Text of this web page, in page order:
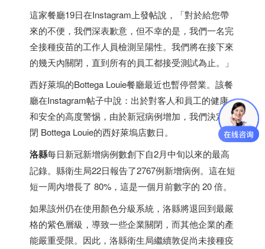
這家餐廳19日在Instagram上發帖說，「對於給您帶
來的不便，我們深表歉意，但不幸的是，我們一名完
全接種疫苗的工作人員檢測呈陽性。我們將在接下來
的幾天內關閉，直到所有的員工都接受測試為止。」
西好萊塢的Bottega Louie餐廳最近也暫停營業。該餐
廳在Instagram帖子中說：出於對客人和員工的健康
和安全的高度警惕，由於新冠病例增加，我們決定關
閉 Bottega Louie的西好萊塢店數日。
洛縣每日新冠新增病例數創下自2月中旬以來的最高
記錄。縣衛生局22日報告了2767例新增病例。這在短
短一周內增長了 80%，這是一個月前數字的 20 倍。
如果該州仍在使用顏色分級系統，洛縣將退回到最嚴
格的紫色層級，導致一些企業關閉，而其他企業的產
能嚴重受限。因此，洛縣衛生局繼續敦促尚未接種疫